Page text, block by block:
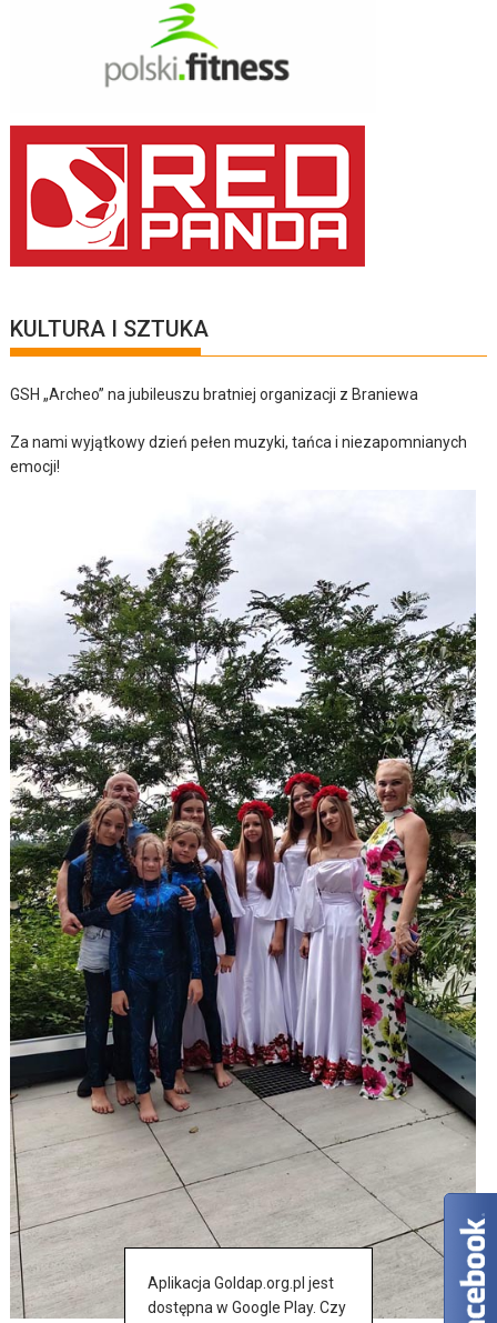
KULTURA I SZTUKA
GSH „Archeo” na jubileuszu bratniej organizacji z Braniewa
Za nami wyjątkowy dzień pełen muzyki, tańca i niezapomnianych
emocji!
Aplikacja Goldap.org.pl jest
dostępna w Google Play. Czy